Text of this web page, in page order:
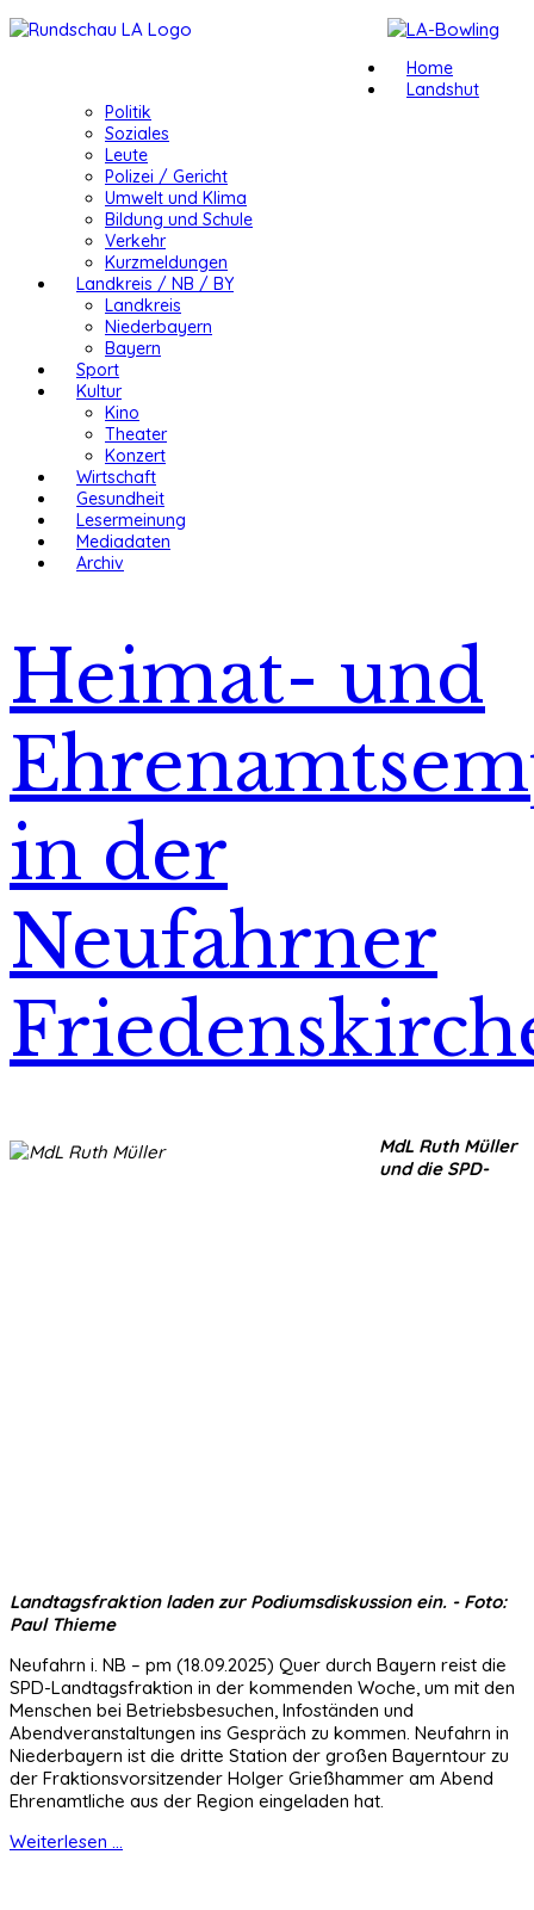
Home
Landshut
Politik
Soziales
Leute
Polizei / Gericht
Umwelt und Klima
Bildung und Schule
Verkehr
Kurzmeldungen
Landkreis / NB / BY
Landkreis
Niederbayern
Bayern
Sport
Kultur
Kino
Theater
Konzert
Wirtschaft
Gesundheit
Lesermeinung
Mediadaten
Archiv
Heimat- und
in der
Neufahrner
MdL Ruth Müller
und die SPD-
Landtagsfraktion laden zur Podiumsdiskussion ein. - Foto:
Paul Thieme
Neufahrn i. NB – pm (18.09.2025) Quer durch Bayern reist die
SPD-Landtagsfraktion in der kommenden Woche, um mit den
Menschen bei Betriebsbesuchen, Infoständen und
Abendveranstaltungen ins Gespräch zu kommen. Neufahrn in
Niederbayern ist die dritte Station der großen Bayerntour zu
der Fraktionsvorsitzender Holger Grießhammer am Abend
Ehrenamtliche aus der Region eingeladen hat.
Weiterlesen ...